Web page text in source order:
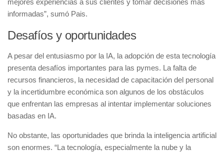
informadas”, sumó Pais.
Desafíos y oportunidades
A pesar del entusiasmo por la IA, la adopción de esta tecnología
presenta desafíos importantes para las pymes. La falta de
recursos financieros, la necesidad de capacitación del personal
y la incertidumbre económica son algunos de los obstáculos
que enfrentan las empresas al intentar implementar soluciones
basadas en IA.
No obstante, las oportunidades que brinda la inteligencia artificial
son enormes. “La tecnología, especialmente la nube y la